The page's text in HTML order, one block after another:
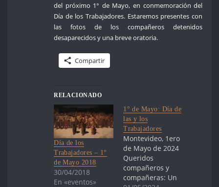
del próximo 1° de Mayo, en conmemoración del
Día de los Trabajadores. Estaremos presentes con
las fotos de los compañeros detenidos
desaparecidos y una breve oratoria.
Compartir
RELACIONADO
Día de los
Trabajadores – 1°
de Mayo 2018
30/04/2018
En «eventos»
1° de Mayo: Día de
las y los
Trabajadores
Montevideo, 1ero
de Mayo de 2024
Queridos
compañeros y
compañeras: Un